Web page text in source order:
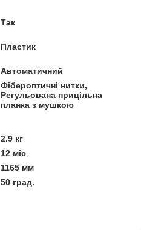
Так
Пластик
Автоматичний
Фібероптичні нитки,
Регульована прицільна
планка з мушкою
2.9 кг
12 міс
1165 мм
50 град.